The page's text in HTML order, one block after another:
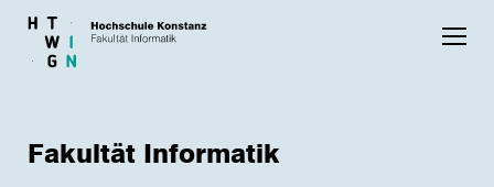
Skip to main content
Fakultät Informatik